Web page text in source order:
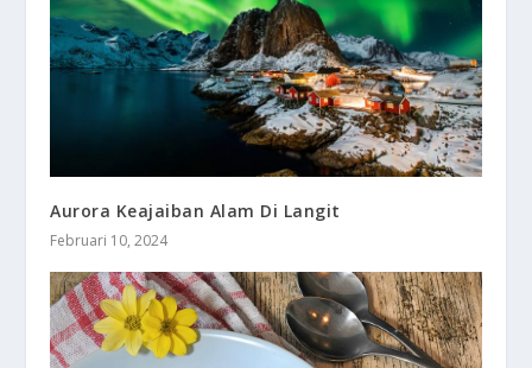
Aurora Keajaiban Alam Di Langit
Februari 10, 2024